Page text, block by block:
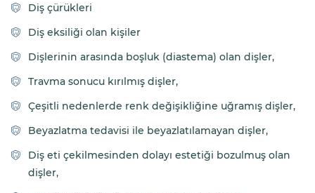
Diş çürükleri
Diş eksiliği olan kişiler
Dişlerinin arasında boşluk (diastema) olan dişler,
Travma sonucu kırılmış dişler,
Çeşitli nedenlerde renk değişikliğine uğramış dişler,
Beyazlatma tedavisi ile beyazlatılamayan dişler,
Diş eti çekilmesinden dolayı estetiği bozulmuş olan
dişler,